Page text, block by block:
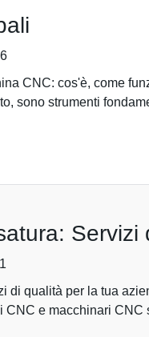
CNC: cos'è, come
sono strumenti
di qualità per la tua
CNC e macchinari CNC